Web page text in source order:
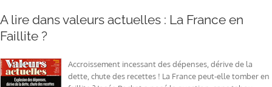
A lire dans valeurs actuelles : La France en
Faillite ?
Accroissement incessant des dépenses, dérive de la
dette, chute des recettes ! La France peut-elle tomber en